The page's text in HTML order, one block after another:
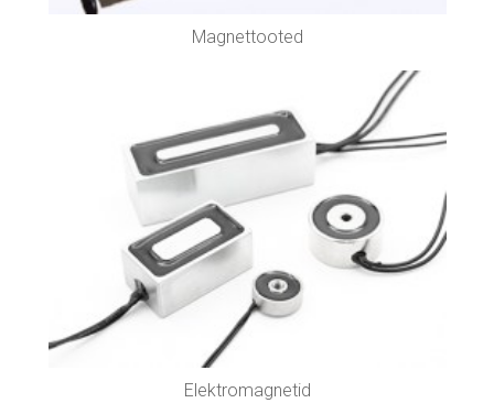
Magnettooted
Elektromagnetid